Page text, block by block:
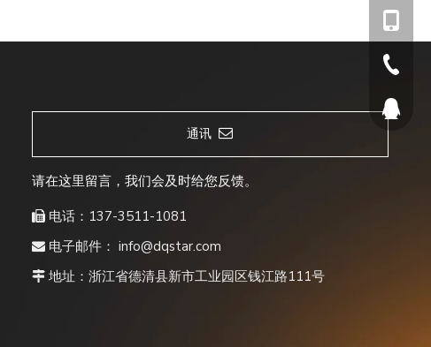
05728-
通讯
请在这里留言，我们会及时给您反馈。
电话：137-3511-1081
电子邮件： info@dqstar.com
地址：浙江省德清县新市工业园区钱江路111号